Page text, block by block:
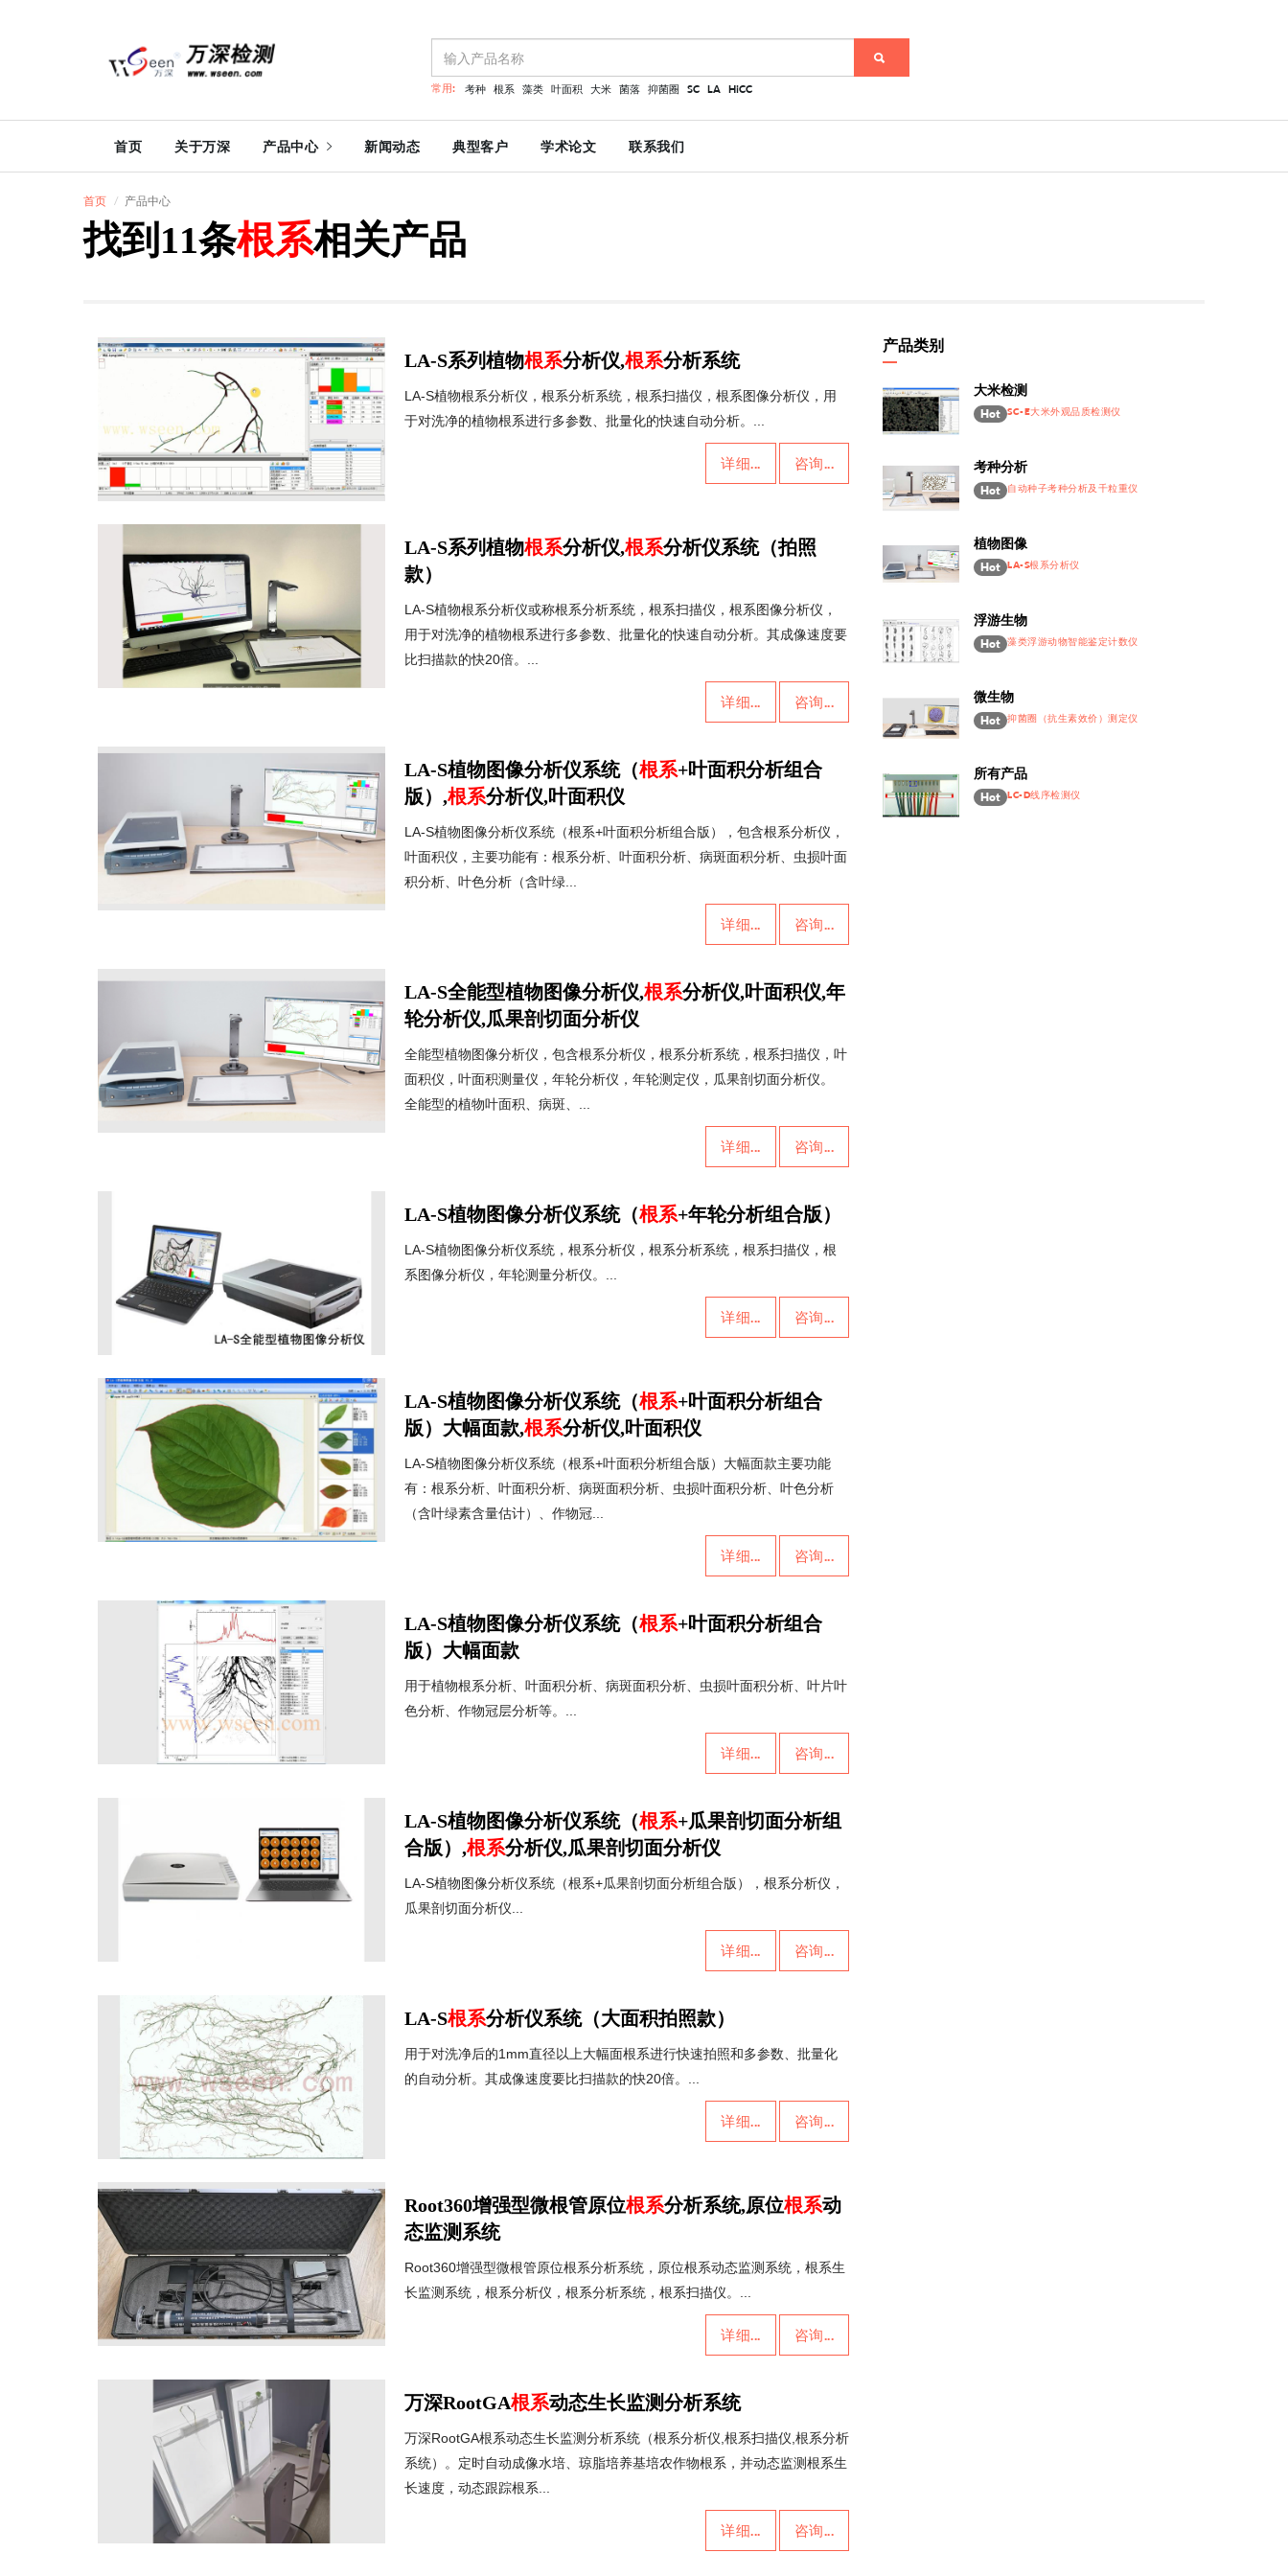
常用: 考种 根系 藻类 叶面积 大米 菌落 抑菌圈 SC LA HiCC
首页 关于万深 产品中心 新闻动态 典型客户 学术论文 联系我们
首页 产品中心
找到11条根系相关产品
LA-S系列植物根系分析仪,根系分析系统
LA-S植物根系分析仪，根系分析系统，根系扫描仪，根系图像分析仪，用
于对洗净的植物根系进行多参数、批量化的快速自动分析。...
详细... 咨询...
LA-S系列植物根系分析仪,根系分析仪系统（拍照
款）
LA-S植物根系分析仪或称根系分析系统，根系扫描仪，根系图像分析仪，
用于对洗净的植物根系进行多参数、批量化的快速自动分析。其成像速度要
比扫描款的快20倍。...
详细... 咨询...
LA-S植物图像分析仪系统（根系+叶面积分析组合
版）,根系分析仪,叶面积仪
LA-S植物图像分析仪系统（根系+叶面积分析组合版），包含根系分析仪，
叶面积仪，主要功能有：根系分析、叶面积分析、病斑面积分析、虫损叶面
积分析、叶色分析（含叶绿...
详细... 咨询...
LA-S全能型植物图像分析仪,根系分析仪,叶面积仪,年
轮分析仪,瓜果剖切面分析仪
全能型植物图像分析仪，包含根系分析仪，根系分析系统，根系扫描仪，叶
面积仪，叶面积测量仪，年轮分析仪，年轮测定仪，瓜果剖切面分析仪。
全能型的植物叶面积、病斑、...
详细... 咨询...
LA-S植物图像分析仪系统（根系+年轮分析组合版）
LA-S植物图像分析仪系统，根系分析仪，根系分析系统，根系扫描仪，根
系图像分析仪，年轮测量分析仪。...
详细... 咨询...
LA-S植物图像分析仪系统（根系+叶面积分析组合
版）大幅面款,根系分析仪,叶面积仪
LA-S植物图像分析仪系统（根系+叶面积分析组合版）大幅面款主要功能
有：根系分析、叶面积分析、病斑面积分析、虫损叶面积分析、叶色分析
（含叶绿素含量估计）、作物冠...
详细... 咨询...
LA-S植物图像分析仪系统（根系+叶面积分析组合
版）大幅面款
用于植物根系分析、叶面积分析、病斑面积分析、虫损叶面积分析、叶片叶
色分析、作物冠层分析等。...
详细... 咨询...
LA-S植物图像分析仪系统（根系+瓜果剖切面分析组
合版）,根系分析仪,瓜果剖切面分析仪
LA-S植物图像分析仪系统（根系+瓜果剖切面分析组合版），根系分析仪，
瓜果剖切面分析仪...
详细... 咨询...
LA-S根系分析仪系统（大面积拍照款）
用于对洗净后的1mm直径以上大幅面根系进行快速拍照和多参数、批量化
的自动分析。其成像速度要比扫描款的快20倍。...
详细... 咨询...
Root360增强型微根管原位根系分析系统,原位根系动
态监测系统
Root360增强型微根管原位根系分析系统，原位根系动态监测系统，根系生
长监测系统，根系分析仪，根系分析系统，根系扫描仪。...
详细... 咨询...
万深RootGA根系动态生长监测分析系统
万深RootGA根系动态生长监测分析系统（根系分析仪,根系扫描仪,根系分析
系统）。定时自动成像水培、琼脂培养基培农作物根系，并动态监测根系生
长速度，动态跟踪根系...
详细... 咨询...
产品类别
大米检测
Hot SC-E大米外观品质检测仪
考种分析
Hot 自动种子考种分析及千粒重仪
植物图像
Hot LA-S根系分析仪
浮游生物
Hot 藻类浮游动物智能鉴定计数仪
微生物
Hot 抑菌圈（抗生素效价）测定仪
所有产品
Hot LC-D线序检测仪